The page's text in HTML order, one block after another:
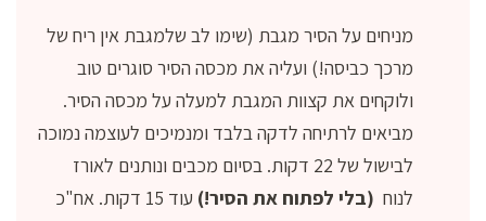
מניחים על הסיר מגבת (שימו לב שלמגבת אין ריח של
מרכך כביסה!) ועליה את מכסה הסיר סוגרים טוב
ולוקחים את קצוות המגבת למעלה על מכסה הסיר.
מביאים לרתיחה לדקה בלבד ומנמיכים לעוצמה נמוכה
לבישול של 22 דקות. בסיום מכבים ונותנים לאורז
לנוח (בלי לפתוח את הסיר!)
עוד 15 דקות. אח"כ